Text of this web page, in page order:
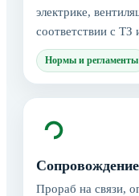
электрике,
соответствии с
Нормы и регламенты
Прораб на связи,